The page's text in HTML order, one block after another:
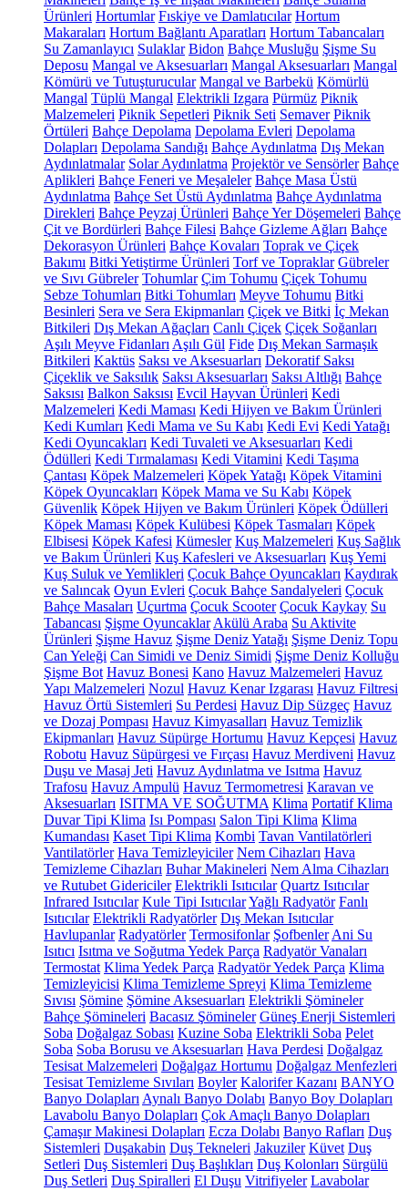
Ürünleri Hortumlar Fıskiye ve Damlatıcılar Hortum
Makaraları Hortum Bağlantı Aparatları Hortum Tabancaları
Su Zamanlayıcı Sulaklar Bidon Bahçe Musluğu Şişme Su
Deposu Mangal ve Aksesuarları Mangal Aksesuarları Mangal
Kömürü ve Tutuşturucular Mangal ve Barbekü Kömürlü
Mangal Tüplü Mangal Elektrikli Izgara Pürmüz Piknik
Malzemeleri Piknik Sepetleri Piknik Seti Semaver Piknik
Örtüleri Bahçe Depolama Depolama Evleri Depolama
Dolapları Depolama Sandığı Bahçe Aydınlatma Dış Mekan
Aydınlatmalar Solar Aydınlatma Projektör ve Sensörler Bahçe
Aplikleri Bahçe Feneri ve Meşaleler Bahçe Masa Üstü
Aydınlatma Bahçe Set Üstü Aydınlatma Bahçe Aydınlatma
Direkleri Bahçe Peyzaj Ürünleri Bahçe Yer Döşemeleri Bahçe
Çit ve Bordürleri Bahçe Filesi Bahçe Gizleme Ağları Bahçe
Dekorasyon Ürünleri Bahçe Kovaları Toprak ve Çiçek
Bakımı Bitki Yetiştirme Ürünleri Torf ve Topraklar Gübreler
ve Sıvı Gübreler Tohumlar Çim Tohumu Çiçek Tohumu
Sebze Tohumları Bitki Tohumları Meyve Tohumu Bitki
Besinleri Sera ve Sera Ekipmanları Çiçek ve Bitki İç Mekan
Bitkileri Dış Mekan Ağaçları Canlı Çiçek Çiçek Soğanları
Aşılı Meyve Fidanları Aşılı Gül Fide Dış Mekan Sarmaşık
Bitkileri Kaktüs Saksı ve Aksesuarları Dekoratif Saksı
Çiçeklik ve Saksılık Saksı Aksesuarları Saksı Altlığı Bahçe
Saksısı Balkon Saksısı Evcil Hayvan Ürünleri Kedi
Malzemeleri Kedi Maması Kedi Hijyen ve Bakım Ürünleri
Kedi Kumları Kedi Mama ve Su Kabı Kedi Evi Kedi Yatağı
Kedi Oyuncakları Kedi Tuvaleti ve Aksesuarları Kedi
Ödülleri Kedi Tırmalaması Kedi Vitamini Kedi Taşıma
Çantası Köpek Malzemeleri Köpek Yatağı Köpek Vitamini
Köpek Oyuncakları Köpek Mama ve Su Kabı Köpek
Güvenlik Köpek Hijyen ve Bakım Ürünleri Köpek Ödülleri
Köpek Maması Köpek Kulübesi Köpek Tasmaları Köpek
Elbisesi Köpek Kafesi Kümesler Kuş Malzemeleri Kuş Sağlık
ve Bakım Ürünleri Kuş Kafesleri ve Aksesuarları Kuş Yemi
Kuş Suluk ve Yemlikleri Çocuk Bahçe Oyuncakları Kaydırak
ve Salıncak Oyun Evleri Çocuk Bahçe Sandalyeleri Çocuk
Bahçe Masaları Uçurtma Çocuk Scooter Çocuk Kaykay Su
Tabancası Şişme Oyuncaklar Akülü Araba Su Aktivite
Ürünleri Şişme Havuz Şişme Deniz Yatağı Şişme Deniz Topu
Can Yeleği Can Simidi ve Deniz Simidi Şişme Deniz Kolluğu
Şişme Bot Havuz Bonesi Kano Havuz Malzemeleri Havuz
Yapı Malzemeleri Nozul Havuz Kenar Izgarası Havuz Filtresi
Havuz Örtü Sistemleri Su Perdesi Havuz Dip Süzgeç Havuz
ve Dozaj Pompası Havuz Kimyasalları Havuz Temizlik
Ekipmanları Havuz Süpürge Hortumu Havuz Kepçesi Havuz
Robotu Havuz Süpürgesi ve Fırçası Havuz Merdiveni Havuz
Duşu ve Masaj Jeti Havuz Aydınlatma ve Isıtma Havuz
Trafosu Havuz Ampulü Havuz Termometresi Karavan ve
Aksesuarları ISITMA VE SOĞUTMA Klima Portatif Klima
Duvar Tipi Klima Isı Pompası Salon Tipi Klima Klima
Kumandası Kaset Tipi Klima Kombi Tavan Vantilatörleri
Vantilatörler Hava Temizleyiciler Nem Cihazları Hava
Temizleme Cihazları Buhar Makineleri Nem Alma Cihazları
ve Rutubet Gidericiler Elektrikli Isıtıcılar Quartz Isıtıcılar
Infrared Isıtıcılar Kule Tipi IsıtıcılarYağlı Radyatör Fanlı
Isıtıcılar Elektrikli Radyatörler Dış Mekan Isıtıcılar
Havlupanlar Radyatörler Termosifonlar Şofbenler Ani Su
Isıtıcı Isıtma ve Soğutma Yedek Parça Radyatör Vanaları
Termostat Klima Yedek Parça Radyatör Yedek Parça Klima
Temizleyicisi Klima Temizleme Spreyi Klima Temizleme
Sıvısı Şömine Şömine Aksesuarları Elektrikli Şömineler
Bahçe Şömineleri Bacasız Şömineler Güneş Enerji Sistemleri
Soba Doğalgaz Sobası Kuzine Soba Elektrikli Soba Pelet
Soba Soba Borusu ve Aksesuarları Hava Perdesi Doğalgaz
Tesisat Malzemeleri Doğalgaz Hortumu Doğalgaz Menfezleri
Tesisat Temizleme Sıvıları Boyler Kalorifer Kazanı BANYO
Banyo Dolapları Aynalı Banyo Dolabı Banyo Boy Dolapları
Lavabolu Banyo Dolapları Çok Amaçlı Banyo Dolapları
Çamaşır Makinesi Dolapları Ecza Dolabı Banyo Rafları Duş
Sistemleri Duşakabin Duş Tekneleri Jakuziler Küvet Duş
Setleri Duş Sistemleri Duş Başlıkları Duş Kolonları Sürgülü
Duş Setleri Duş Spiralleri El Duşu Vitrifiyeler Lavabolar